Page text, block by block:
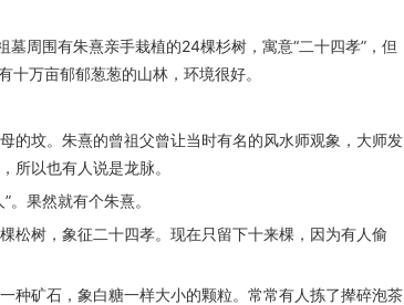
周围有朱熹亲手栽植的24棵杉树，寓意“二十四孝”，但
十万亩郁郁葱葱的山林，环境很好。
坟。朱熹的曾祖父曾让当时有名的风水师观象，大师发
所以也有人说是龙脉。
果然就有个朱熹。
树，象征二十四孝。现在只留下十来棵，因为有人偷
矿石，象白糖一样大小的颗粒。常常有人拣了撵碎泡茶